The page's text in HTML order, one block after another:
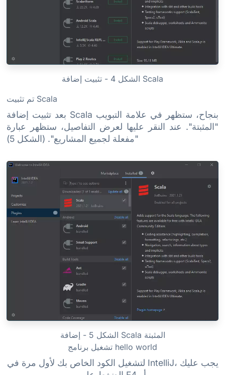
الشكل 4 - تثبيت إضافة Scala
تم تثبيت Scala
بعد تثبيت إضافة Scala بنجاح، ستظهر في علامة التبويب
"المثبتة". عند النقر عليها لعرض التفاصيل، ستظهر عبارة
"مفعلة لجميع المشاريع". (الشكل 5)
الشكل 5 - إضافة Scala المثبتة
تشغيل برنامج hello world
لتشغيل الكود الخاص بك لأول مرة في IntelliJ، يجب عليك